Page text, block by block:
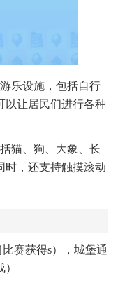
乐设施，包括自行
以让居民们进行各种
猫、狗、大象、长
时，还支持触摸滚动
赛获得s），城堡通